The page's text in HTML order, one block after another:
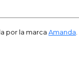
por la marca Amanda